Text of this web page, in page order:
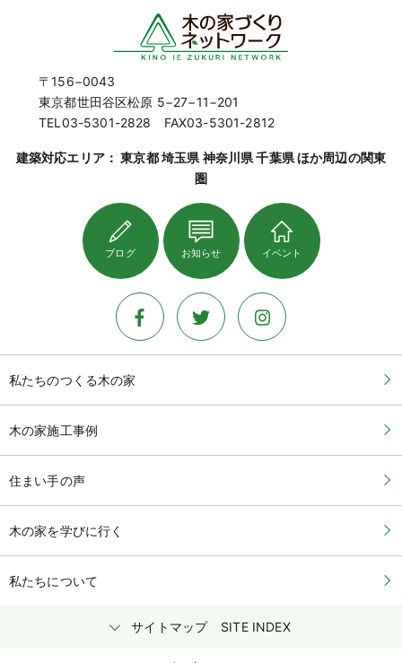
〒156−0043
東京都世田谷区松原 5−27−11−201
TEL03-5301-2828 FAX03-5301-2812
建築対応エリア： 東京都 埼玉県 神奈川県 千葉県 ほか周辺の関東
圏
ブログ お知らせ イベント
私たちのつくる木の家
木の家施工事例
住まい手の声
木の家を学びに行く
私たちについて
サイトマップ SITE INDEX